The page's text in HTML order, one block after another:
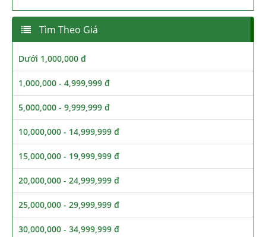
Tìm Theo Giá
Dưới 1,000,000 đ
1,000,000 - 4,999,999 đ
5,000,000 - 9,999,999 đ
10,000,000 - 14,999,999 đ
15,000,000 - 19,999,999 đ
20,000,000 - 24,999,999 đ
25,000,000 - 29,999,999 đ
30,000,000 - 34,999,999 đ